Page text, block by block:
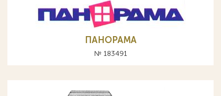
ПАНОРАМА
№ 183491